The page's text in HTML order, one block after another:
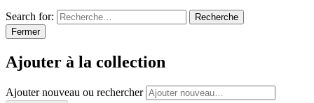
Search for:
Recherche
Fermer
Ajouter à la collection
Ajouter nouveau ou rechercher